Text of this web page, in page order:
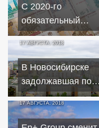
С 2020-го
обязательный
возврат выручки в
нацвалюте будет
отменен
17 АВГУСТА, 2018
В Новосибирске
задолжавшая по
кредитам мать
двоих детей
выпала из окна
17 АВГУСТА, 2018